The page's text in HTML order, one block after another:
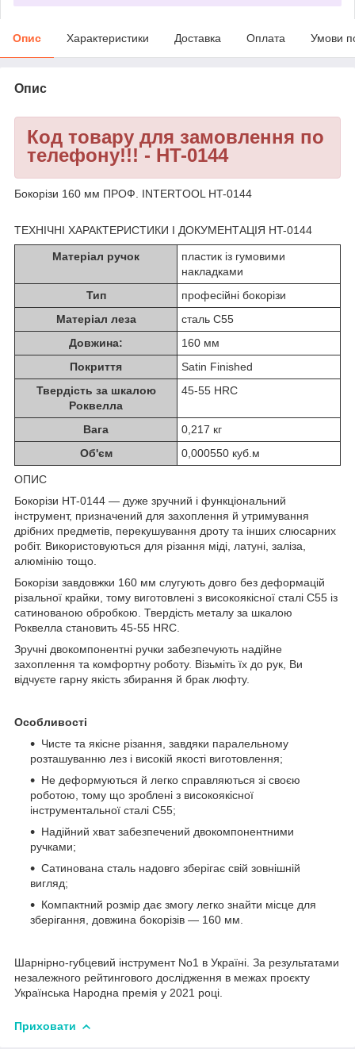
Опис Характеристики Доставка Оплата Умови
Опис
Код товару для замовлення по
телефону!!! - HT-0144
Бокорізи 160 мм ПРОФ. INTERTOOL HT-0144
ТЕХНІЧНІ ХАРАКТЕРИСТИКИ І ДОКУМЕНТАЦІЯ HT-0144
Матеріал ручок
пластик із гумовими
накладками
Тип
професійні бокорізи
Матеріал леза
сталь С55
Довжина:
160 мм
Покриття
Satin Finished
Твердість за шкалою
Роквелла
45-55 HRC
Вага
0,217 кг
Об'єм
0,000550 куб.м
ОПИС
Бокорізи HT-0144 — дуже зручний і функціональний
інструмент, призначений для захоплення й утримування
дрібних предметів, перекушування дроту та інших слюсарних
робіт. Використовуються для різання міді, латуні, заліза,
алюмінію тощо.
Бокорізи завдовжки 160 мм слугують довго без деформацій
різальної крайки, тому виготовлені з високоякісної сталі С55 із
сатинованою обробкою. Твердість металу за шкалою
Роквелла становить 45-55 HRC.
Зручні двокомпонентні ручки забезпечують надійне
захоплення та комфортну роботу. Візьміть їх до рук, Ви
відчуєте гарну якість збирання й брак люфту.
Особливості
Чисте та якісне різання, завдяки паралельному
розташуванню лез і високій якості виготовлення;
Не деформуються й легко справляються зі своєю
роботою, тому що зроблені з високоякісної
інструментальної сталі С55;
Надійний хват забезпечений двокомпонентними
ручками;
Сатинована сталь надовго зберігає свій зовнішній
вигляд;
Компактний розмір дає змогу легко знайти місце для
зберігання, довжина бокорізів — 160 мм.
Шарнірно-губцевий інструмент No1 в Україні. За результатами
незалежного рейтингового дослідження в межах проєкту
Українська Народна премія у 2021 році.
Приховати